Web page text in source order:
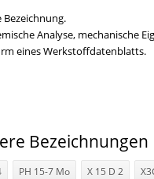
Analyse, mechanische
eines Werkstoffdatenblatts.
Bezeichnungen
PH 15-7 Mo X 15 D 2